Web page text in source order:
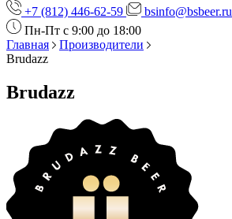
+7 (812) 446-62-59
bsinfo@bsbeer.ru
Пн-Пт с 9:00 до 18:00
Главная
Производители
Brudazz
Brudazz